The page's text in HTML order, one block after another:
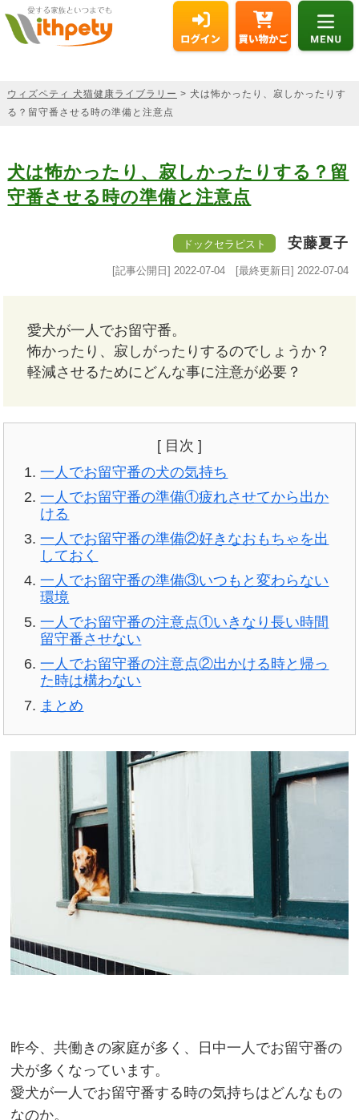
ウィズペティ 犬猫健康ライブラリー > 犬は怖かったり、寂しかったりす
る？留守番させる時の準備と注意点
犬は怖かったり、寂しかったりする？留
守番させる時の準備と注意点
ドックセラピスト 安藤夏子
[記事公開日] 2022-07-04[最終更新日] 2022-07-04
愛犬が一人でお留守番。
怖かったり、寂しがったりするのでしょうか？
軽減させるためにどんな事‎に注意が必要？
[ 目次 ]
一人でお留守番の犬の気持ち
一人でお留守番の準備①疲れさせてから出か
ける
一人でお留守番の準備②好きなおもちゃを出
しておく
一人でお留守番の準備③いつもと変わらない
環境
一人でお留守番の注意点①いきなり長い時間
留守番させない
一人でお留守番の注意点②出かける時と帰っ
た時は構わない
まとめ
昨今、共働きの家庭が多く、日中一人でお留守番の
犬が多くなっています。
愛犬が一人でお留守番する時の気持ちはどんなもの
なのか。